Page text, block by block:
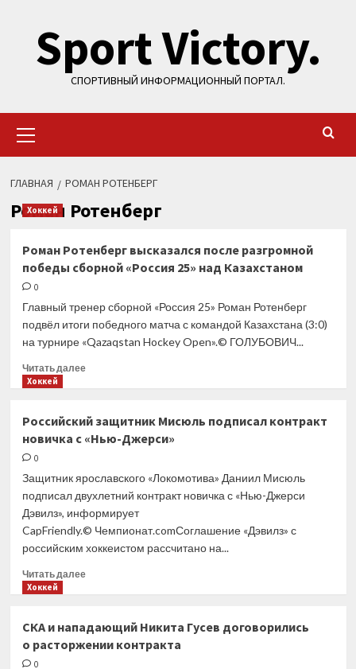
содержимому
Sport Victory.
СПОРТИВНЫЙ ИНФОРМАЦИОННЫЙ ПОРТАЛ.
меню
ГЛАВНАЯ РОМАН РОТЕНБЕРГ
Роман Ротенберг
Хоккей
Роман Ротенберг высказался после разгромной
победы сборной «Россия 25» над Казахстаном
0
Главный тренер сборной «Россия 25» Роман Ротенберг
подвёл итоги победного матча с командой Казахстана (3:0)
на турнире «Qazaqstan Hockey Open».© ГОЛУБОВИЧ...
Читать далееПрочитать
Ротенберг
высказался
сборной
«Россия
25»
над
Хоккей
Российский защитник Мисюль подписал контракт
новичка с «Нью-Джерси»
0
Защитник ярославского «Локомотива» Даниил Мисюль
подписал двухлетний контракт новичка с «Нью-Джерси
Дэвилз», информирует
CapFriendly.© Чемпионат.comСоглашение «Дэвилз» с
российским хоккеистом рассчитано на...
Читать далееПрочитать
защитник
Мисюль
Хоккей
СКА и нападающий Никита Гусев договорились
о расторжении контракта
0